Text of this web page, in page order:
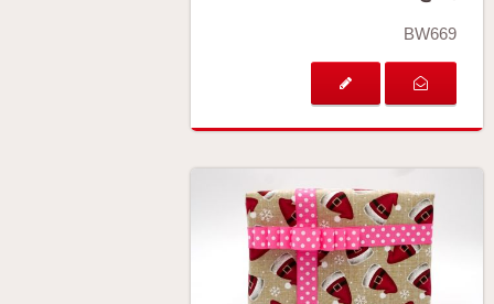
BW669